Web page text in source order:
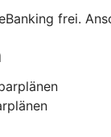
frei.